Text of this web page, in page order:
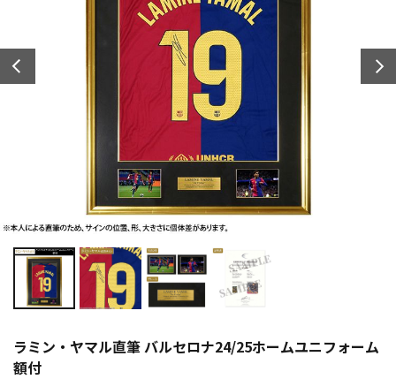
ラミン・ヤマル直筆 バルセロナ24/25ホームユニフォーム
額付